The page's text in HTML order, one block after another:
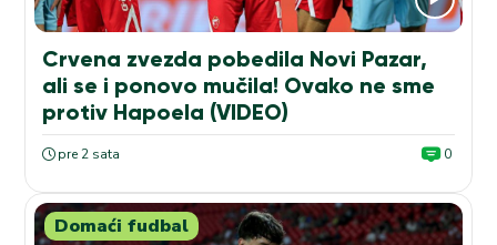
Crvena zvezda pobedila Novi Pazar,
ali se i ponovo mučila! Ovako ne sme
protiv Hapoela (VIDEO)
pre 2 sata 0
Domaći fudbal